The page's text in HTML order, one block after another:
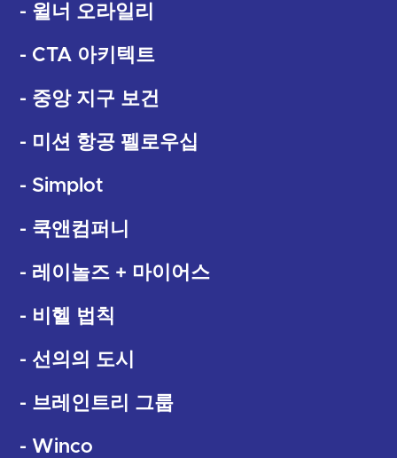
- 윌너 오라일리
- CTA 아키텍트
- 중앙 지구 보건
- 미션 항공 펠로우십
- Simplot
- 쿡앤컴퍼니
- 레이놀즈 + 마이어스
- 비헬 법칙
- 선의의 도시
- 브레인트리 그룹
- Winco